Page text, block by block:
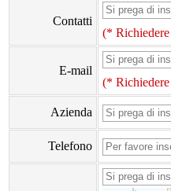
Contatti
(*
E-mail
(*
Azienda
Telefono